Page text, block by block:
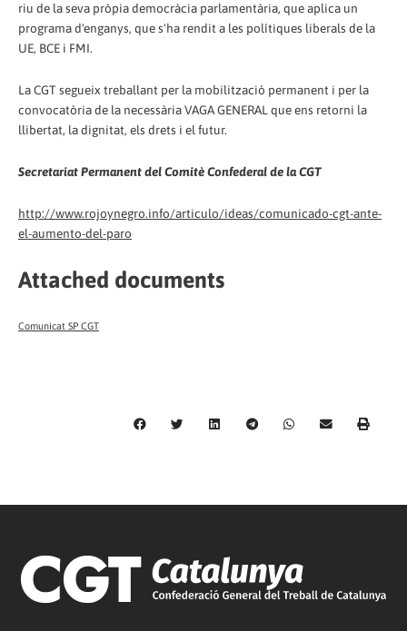
riu de la seva pròpia democràcia parlamentària, que aplica un
programa d'enganys, que s'ha rendit a les polítiques liberals de la
UE, BCE i FMI.
La CGT segueix treballant per la mobilització permanent i per la
convocatòria de la necessària VAGA GENERAL que ens retorni la
llibertat, la dignitat, els drets i el futur.
Secretariat Permanent del Comitè Confederal de la CGT
http://www.rojoynegro.info/articulo/ideas/comunicado-cgt-ante-
el-aumento-del-paro
Attached documents
Comunicat SP CGT